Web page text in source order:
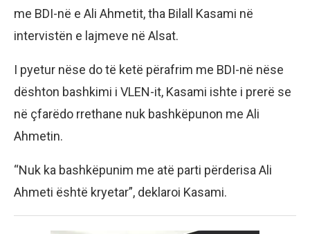
me BDI-në e Ali Ahmetit, tha Bilall Kasami në
intervistën e lajmeve në Alsat.
I pyetur nëse do të ketë përafrim me BDI-në nëse
dështon bashkimi i VLEN-it, Kasami ishte i prerë se
në çfarëdo rrethane nuk bashkëpunon me Ali
Ahmetin.
“Nuk ka bashkëpunim me atë parti përderisa Ali
Ahmeti është kryetar”, deklaroi Kasami.